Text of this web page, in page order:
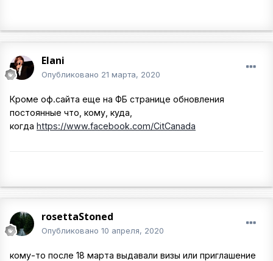
Elani
Опубликовано 21 марта, 2020
Кроме оф.сайта еще на ФБ странице обновления
постоянные что, кому, куда,
когда https://www.facebook.com/CitCanada
rosettaStoned
Опубликовано 10 апреля, 2020
кому-то после 18 марта выдавали визы или приглашение